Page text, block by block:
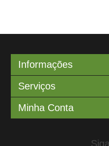
Informações
Serviços
Minha Conta